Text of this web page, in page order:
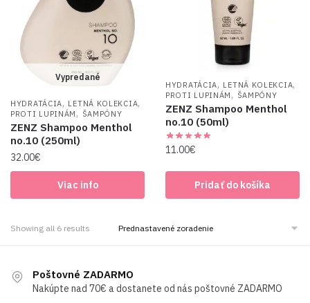
Vypredané
HYDRATÁCIA, LETNÁ KOLEKCIA,
PROTI LUPINÁM , ŠAMPÓNY
ZENZ Shampoo Menthol
no.10 (250ml)
32.00€
Viac info
HYDRATÁCIA, LETNÁ KOLEKCIA,
PROTI LUPINÁM , ŠAMPÓNY
ZENZ Shampoo Menthol
no.10 (50ml)
11.00€
Pridať do košíka
Showing all 6 results
Poštovné ZADARMO
Nakúpte nad 70€ a dostanete od nás poštovné ZADARMO